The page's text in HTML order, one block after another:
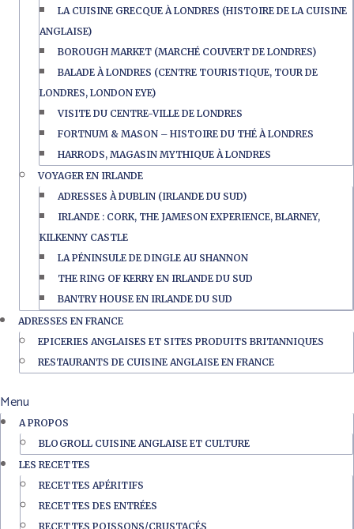
LA CUISINE GRECQUE À LONDRES (HISTOIRE DE LA CUISINE
ANGLAISE)
BOROUGH MARKET (MARCHÉ COUVERT DE LONDRES)
BALADE À LONDRES (CENTRE TOURISTIQUE, TOUR DE
LONDRES, LONDON EYE)
VISITE DU CENTRE-VILLE DE LONDRES
FORTNUM & MASON – HISTOIRE DU THÉ À LONDRES
HARRODS, MAGASIN MYTHIQUE À LONDRES
VOYAGER EN IRLANDE
ADRESSES À DUBLIN (IRLANDE DU SUD)
IRLANDE : CORK, THE JAMESON EXPERIENCE, BLARNEY,
KILKENNY CASTLE
LA PÉNINSULE DE DINGLE AU SHANNON
THE RING OF KERRY EN IRLANDE DU SUD
BANTRY HOUSE EN IRLANDE DU SUD
ADRESSES EN FRANCE
EPICERIES ANGLAISES ET SITES PRODUITS BRITANNIQUES
RESTAURANTS DE CUISINE ANGLAISE EN FRANCE
Menu
A PROPOS
BLOGROLL CUISINE ANGLAISE ET CULTURE
LES RECETTES
RECETTES APÉRITIFS
RECETTES DES ENTRÉES
RECETTES POISSONS/CRUSTACÉS